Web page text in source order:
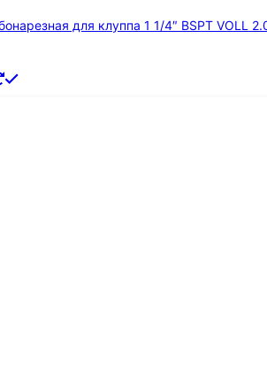
для клуппа 1 1/4″ BSPT VOLL